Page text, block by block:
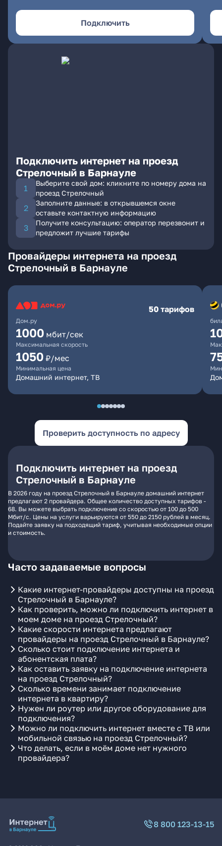
Подключить
Подключить интернет на проезд
Стрелочный в Барнауле
Выберите свой дом: кликните по номеру дома на
проезд Стрелочный
Заполните данные: в открывшемся окне
оставьте контактную информацию
Получите консультацию: оператор перезвонит и
предложит лучшие тарифы
Провайдеры интернета на проезд
Стрелочный в Барнауле
Дом.ру
50 тарифов
1000 мбит/сек
Максимальная скорость
1050 ₽/мес
Минимальная цена
Домашний интернет, ТВ
Проверить доступность по адресу
Подключить интернет на проезд
Стрелочный в Барнауле
В 2026 году на проезд Стрелочный в Барнауле домашний интернет
предлагают 2 провайдера. Общее количество доступных тарифов -
68. Вы можете выбрать подключение со скоростью от 100 до 500
Мбит/с. Цены на услуги варьируются от 550 до 2150 рублей в месяц.
Подайте заявку на подходящий тариф, учитывая необходимые опции
и стоимость.
Часто задаваемые вопросы
Какие интернет-провайдеры доступны на проезд
Стрелочный в Барнауле?
Как проверить, можно ли подключить интернет в
моем доме на проезд Стрелочный?
Какие скорости интернета предлагают
провайдеры на проезд Стрелочный в Барнауле?
Сколько стоит подключение интернета и
абонентская плата?
Как оставить заявку на подключение интернета
на проезд Стрелочный?
Сколько времени занимает подключение
интернета в квартиру?
Нужен ли роутер или другое оборудование для
подключения?
Можно ли подключить интернет вместе с ТВ или
мобильной связью на проезд Стрелочный?
Что делать, если в моём доме нет нужного
провайдера?
8 800 123-13-15